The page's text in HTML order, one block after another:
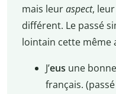
mais leuraspect,
différent. Le passé
lointain cette même
J’eus une
français.